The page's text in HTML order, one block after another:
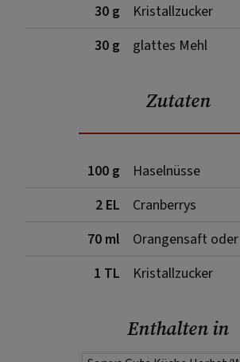
30 g
Kristallzucker
30 g
glattes Mehl
Zutaten
100 g
Haselnüsse
2 EL
Cranberrys
70 ml
Orangensaft
1 TL
Kristallzucker
Enthalten in